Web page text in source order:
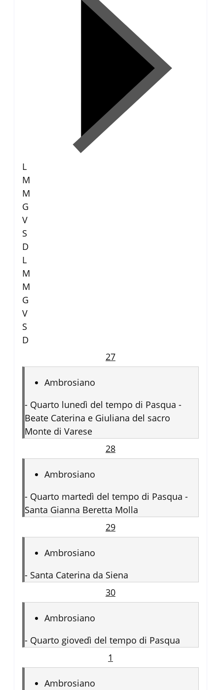
L
M
M
G
V
S
D
L
M
M
G
V
S
D
27
Ambrosiano
- Quarto lunedì del tempo di Pasqua -
Beate Caterina e Giuliana del sacro
Monte di Varese
28
Ambrosiano
- Quarto martedì del tempo di Pasqua -
Santa Gianna Beretta Molla
29
Ambrosiano
- Santa Caterina da Siena
30
Ambrosiano
- Quarto giovedì del tempo di Pasqua
1
Ambrosiano